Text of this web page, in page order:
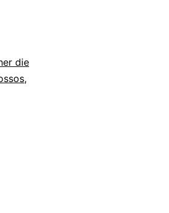
die
,